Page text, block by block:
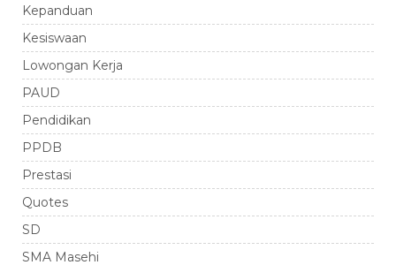
Kepanduan
Kesiswaan
Lowongan Kerja
PAUD
Pendidikan
PPDB
Prestasi
Quotes
SD
SMA Masehi